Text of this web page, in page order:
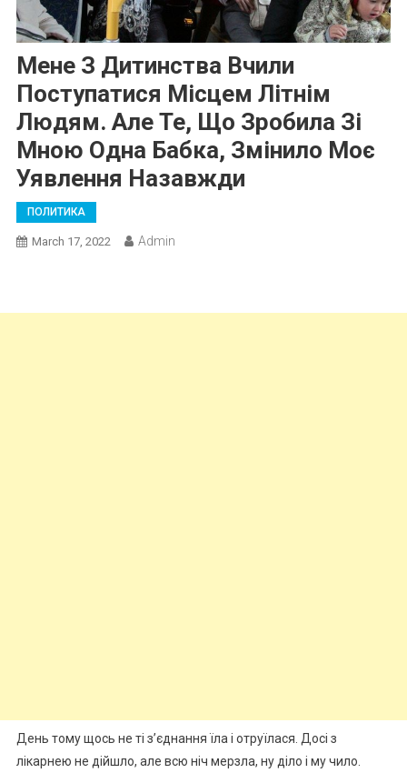
Мене З Дитинства Вчили
Поступатися Місцем Літнім
Людям. Але Те, Що Зробила Зі
Мною Одна Бабка, Змінило Моє
Уявлення Назавжди
ПОЛИТИКА
March 17, 2022 Admin
День тому щось не ті з’єднання їла і отруїлася. Досі з
лікарнею не дійшло, але всю ніч мерзла, ну діло і му чило.